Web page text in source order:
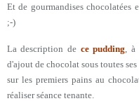
Et de gourmandises chocolatées
;-)
La description de ce pudding ,
d'ajout de chocolat sous toutes ses
sur les premiers pains au
réaliser séance tenante.